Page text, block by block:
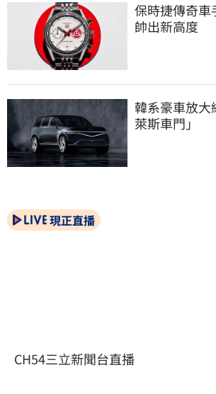
保時捷傳奇車
帥出新高度
韓系豪車放大
萊斯車門」
現正直播
CH54三立新聞台直播